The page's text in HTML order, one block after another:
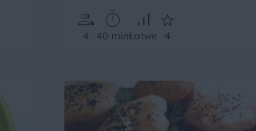
4 40 minŁatwe 4